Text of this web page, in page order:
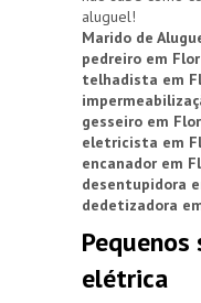
aluguel!
Marido de
pedreiro em
telhadista em
gesseiro em
eletricista em
encanador em
desentupidora
dedetizadora
elétrica